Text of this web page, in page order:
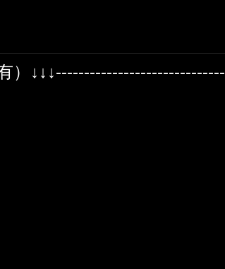
）↓↓↓------------------------------